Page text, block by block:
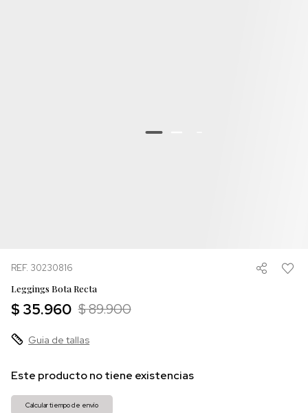
REF. 30230816
Leggings Bota Recta
$ 35.960 $ 89.900
Guia de tallas
Este producto no tiene existencias
Calcular tiempo de envío